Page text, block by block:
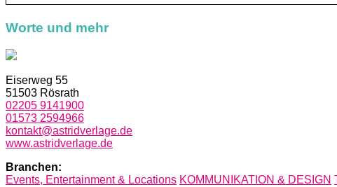
Worte und mehr
Eiserweg 55
51503 Rösrath
02205 9141900
01573 2594966
kontakt@astridverlage.de
www.astridverlage.de
Branchen:
Events, Entertainment & Locations KOMMUNIKATION & DESIGN